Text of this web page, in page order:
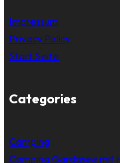
Impressum
Privacy Policy
Start Seite
Categories
Camping
Camping Gardasee mit